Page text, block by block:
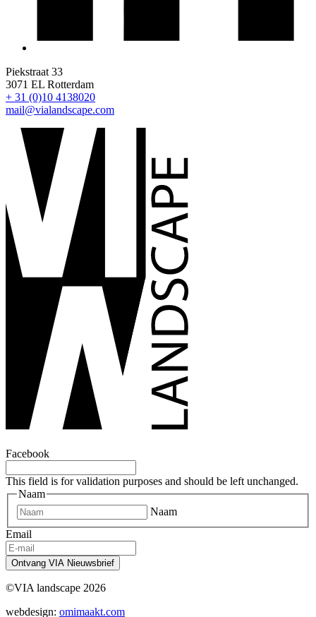
Piekstraat 33
3071 EL Rotterdam
+ 31 (0)10 4138020
mail@vialandscape.com
Facebook
This field is for validation purposes and should be left unchanged.
Naam
Naam
Email
©VIA landscape 2026
webdesign: omimaakt.com